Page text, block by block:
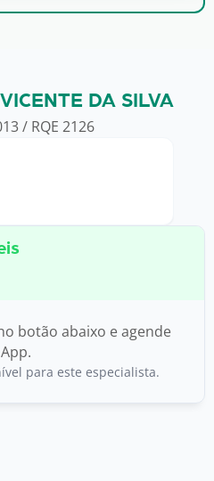
DA SILVA
/ RQE 2126
botão abaixo e agende
para este especialista.